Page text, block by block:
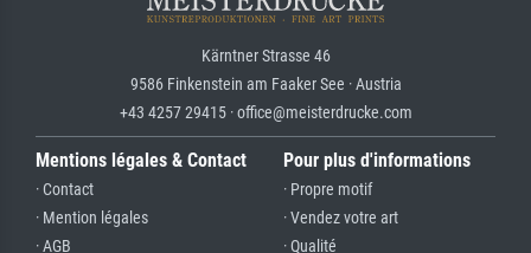
Kärntner Strasse 46
9586 Finkenstein am Faaker See · Austria
+43 4257 29415 · office@meisterdrucke.com
Mentions légales & Contact
· Contact
· Mention légales
· AGB
Pour plus d'informations
· Propre motif
· Vendez votre art
· Qualité